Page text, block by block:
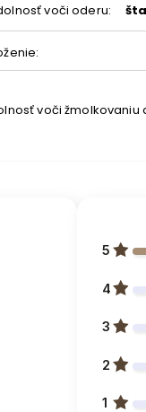
voči oderu:
:
voči žmolkovaniu
5
4
3
2
1